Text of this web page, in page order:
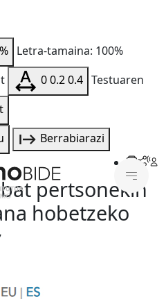
Letra-tamaina: 100%
00.20.4 Testuaren
Berrabiarazi
pertsonekin
hobetzeko